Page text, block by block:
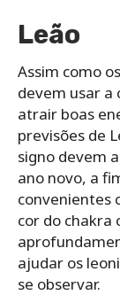
Leão
Assim como
devem usar a
atrair boas
previsões de
signo devem
ano novo, a
convenientes
cor do chakra
ajudar os
se observar.